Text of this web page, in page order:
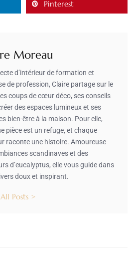
Pinterest
Moreau
d’intérieur de formation et
de profession, Claire partage sur le
coups de cœur déco, ses conseils
des espaces lumineux et ses
bien-être à la maison. Pour elle,
pièce est un refuge, et chaque
raconte une histoire. Amoureuse
scandinaves et des
d’eucalyptus, elle vous guide dans
doux et inspirant.
Posts >